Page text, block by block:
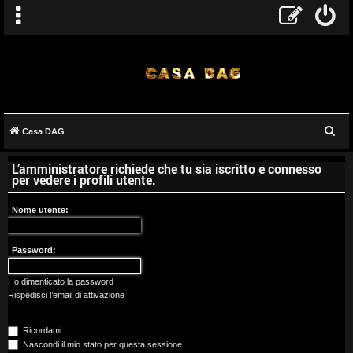
r
g
o
m
e
t
Casa DAG
L’amministratore richiede che tu sia iscritto e connesso
per vedere i profili utente.
Nome utente:
Password:
Ho dimenticato la password
Rispedisci l’email di attivazione
Ricordami
Nascondi il mio stato per questa sessione